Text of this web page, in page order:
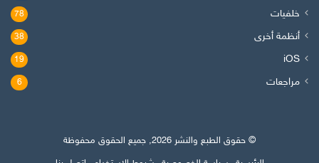
خلفيات 78
أنظمة أخرى 38
iOS
19
مراجعات 6
© حقوق الطبع والنشر 2026, جميع الحقوق محفوظة